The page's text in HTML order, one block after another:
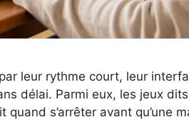
leur rythme court, leur
délai. Parmi eux, les jeux
s’arrêter avant qu’une